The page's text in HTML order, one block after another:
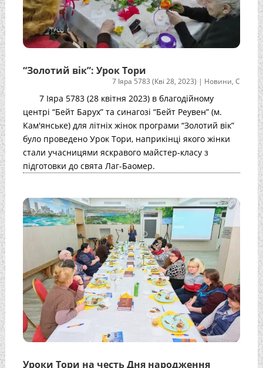
“Золотий вік”: Урок Тори
7 Іяра 5783 (Кві 28, 2023) | Новини,С
7 Іяра 5783 (28 квітня 2023) в благодійному
центрі “Бейт Барух” та синагозі “Бейт Реувен” (м.
Кам'янське) для літніх жінок програми “Золотий вік”
було проведено Урок Тори, наприкінці якого жінки
стали учасницями яскравого майстер-класу з
підготовки до свята Лаг-Баомер.
Уроки Тори на честь Дня народження